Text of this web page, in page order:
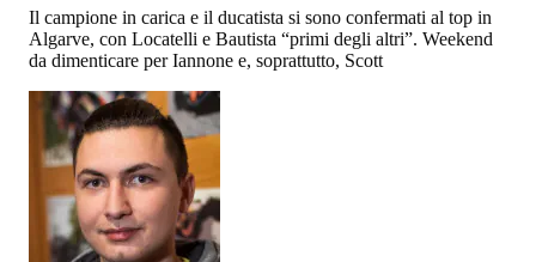
Il campione in carica e il ducatista si sono confermati al top in
Algarve, con Locatelli e Bautista “primi degli altri”. Weekend
da dimenticare per Iannone e, soprattutto, Scott